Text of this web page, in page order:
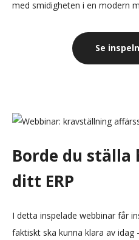
med smidigheten i en modern
Se
Borde du ställa
ditt ERP
I detta inspelade webbinar får
faktiskt ska kunna klara av idag